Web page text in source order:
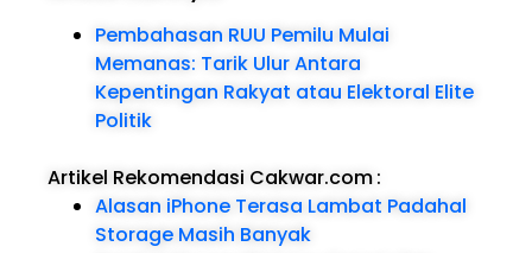
Pembahasan RUU Pemilu Mulai
Memanas: Tarik Ulur Antara
Kepentingan Rakyat atau Elektoral Elite
Politik
Artikel Rekomendasi Cakwar.com:
Alasan iPhone Terasa Lambat Padahal
Storage Masih Banyak